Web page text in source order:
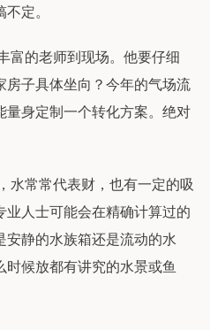
定。
的老师到现场。他要仔细
子具体坐向？今年的气场流
身定制一个转化方案。绝对
常常代表财，也有一定的吸
人士可能会在精确计算过的
静的水族箱还是流动的水
候放都有讲究的水景或鱼